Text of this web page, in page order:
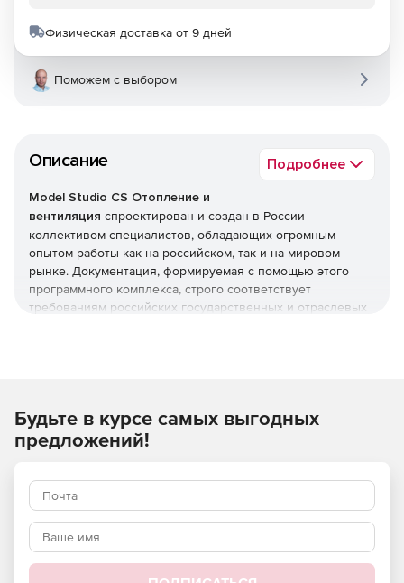
Описание Подробнее
Model Studio CS Отопление и
вентиляция спроектирован и создан в России
коллективом специалистов, обладающих огромным
опытом работы как на российском, так и на мировом
рынке. Документация, формируемая с помощью этого
программного комплекса, строго соответствует
требованиям российских государственных и отраслевых
Model Studio CS Отопление и вентиляция:
производится трехмерная компоновка оборудования;
конструированием или построение трубопроводов/
воздуховодов из стандартных элементов базы данных
Физическая доставка от 9 дней
Поможем с выбором
Будьте в курсе самых выгодных
предложений!